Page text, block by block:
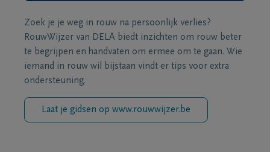
Zoek je je weg in rouw na persoonlijk verlies?
RouwWijzer van DELA biedt inzichten om rouw beter
te begrijpen en handvaten om ermee om te gaan. Wie
iemand in rouw wil bijstaan vindt er tips voor extra
ondersteuning.
Laat je gidsen op www.rouwwijzer.be